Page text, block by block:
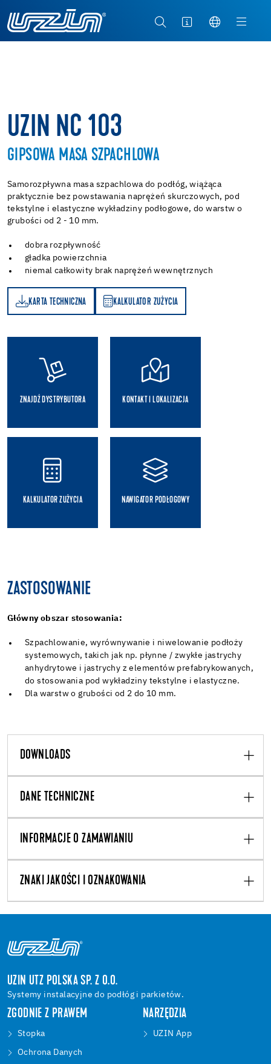
UZIN NC 103
GIPSOWA MASA SZPACHLOWA
Samorozpływna masa szpachlowa do podłóg, wiążąca
praktycznie bez powstawania naprężeń skurczowych, pod
tekstylne i elastyczne wykładziny podłogowe, do warstw o
grubości od 2 - 10 mm.
dobra rozpływność
gładka powierzchnia
niemal całkowity brak naprężeń wewnętrznych
KARTA TECHNICZNA KALKULATOR ZUŻYCIA
KALKULATOR ZUŻYCIA
ZNAJDŹ DYSTRYBUTORA KONTAKT I LOKALIZACJA
KALKULATOR ZUŻYCIA NAWIGATOR PODŁOGOWY
ZASTOSOWANIE
Główny obszar stosowania:
Szpachlowanie, wyrównywanie i niwelowanie podłoży
systemowych, takich jak np. płynne / zwykłe jastrychy
anhydrytowe i jastrychy z elementów prefabrykowanych,
do stosowania pod wykładziny tekstylne i elastyczne.
Dla warstw o grubości od 2 do 10 mm.
DOWNLOADS
DANE TECHNICZNE
INFORMACJE O ZAMAWIANIU
ZNAKI JAKOŚCI I OZNAKOWANIA
UZIN UTZ POLSKA SP. Z O.O.
Systemy instalacyjne do podłóg i parkietów.
ZGODNIE Z PRAWEM
Stopka
Ochrona Danych
NARZĘDZIA
UZIN App